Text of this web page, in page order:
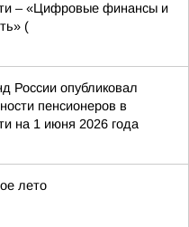
– «Цифровые финансы и
(
России опубликовал
пенсионеров в
на 1 июня 2026 года
лето